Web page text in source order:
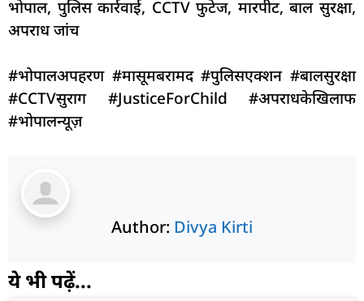
भोपाल, पुलिस कार्रवाई, CCTV फुटेज, मारपीट, बाल सुरक्षा,
अपराध जांच
#भोपालअपहरण #मासूमबरामद #पुलिसएक्शन #बालसुरक्षा
#CCTVसुराग #JusticeForChild #अपराधकेखिलाफ
#भोपालन्यूज़
Author: Divya Kirti
ये भी पढ़ें...